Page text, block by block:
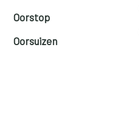
Oorstop
Oorsuizen